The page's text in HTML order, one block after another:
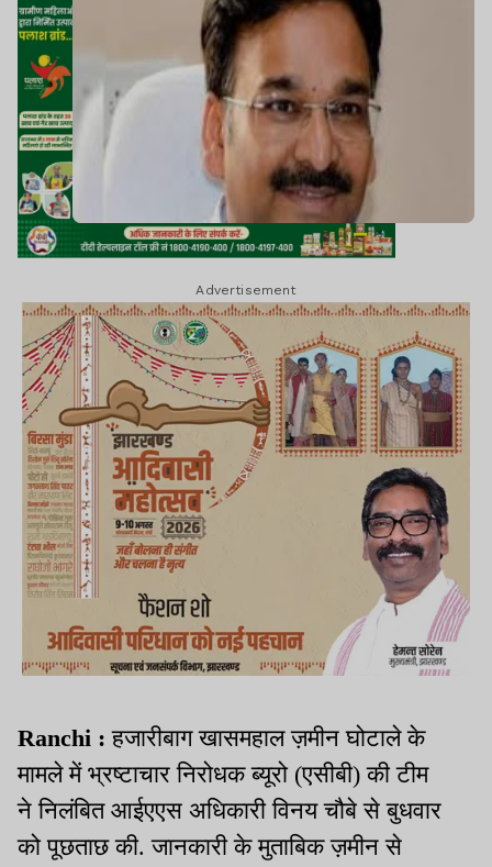
Advertisement
Ranchi : हजारीबाग खासमहाल ज़मीन घोटाले के
मामले में भ्रष्टाचार निरोधक ब्यूरो (एसीबी) की टीम
ने निलंबित आईएएस अधिकारी विनय चौबे से बुधवार
को पूछताछ की. जानकारी के मुताबिक ज़मीन से